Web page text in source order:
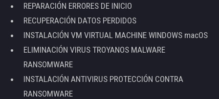
REPARACIÓN ERRORES DE INICIO
RECUPERACIÓN DATOS PERDIDOS
INSTALACIÓN VM VIRTUAL MACHINE WINDOWS macOS
ELIMINACIÓN VIRUS TROYANOS MALWARE
RANSOMWARE
INSTALACIÓN ANTIVIRUS PROTECCIÓN CONTRA
RANSOMWARE